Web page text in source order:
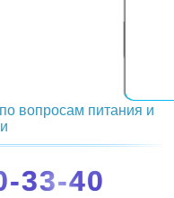
вопросам питания и
33-40